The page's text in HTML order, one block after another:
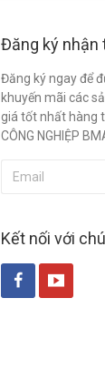
Đăng ký nhận
Đăng ký ngay để
khuyến mãi các
giá tốt nhất hàng
CÔNG NGHIỆP
Kết nối với